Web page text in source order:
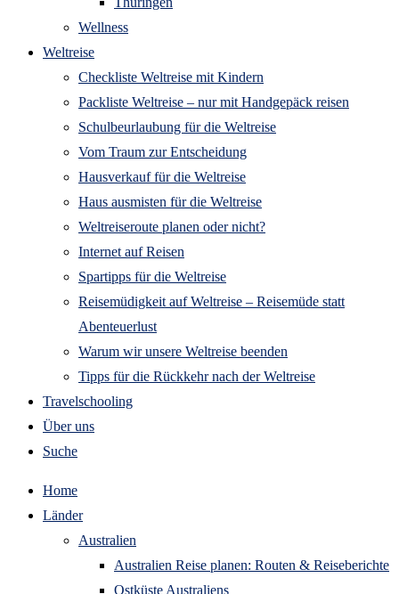
Wellness
Weltreise
Checkliste Weltreise mit Kindern
Packliste Weltreise – nur mit Handgepäck reisen
Schulbeurlaubung für die Weltreise
Vom Traum zur Entscheidung
Hausverkauf für die Weltreise
Haus ausmisten für die Weltreise
Weltreiseroute planen oder nicht?
Internet auf Reisen
Spartipps für die Weltreise
Reisemüdigkeit auf Weltreise – Reisemüde statt
Abenteuerlust
Warum wir unsere Weltreise beenden
Tipps für die Rückkehr nach der Weltreise
Travelschooling
Über uns
Suche
Home
Länder
Australien
Australien Reise planen: Routen & Reiseberichte
Ostküste Australiens